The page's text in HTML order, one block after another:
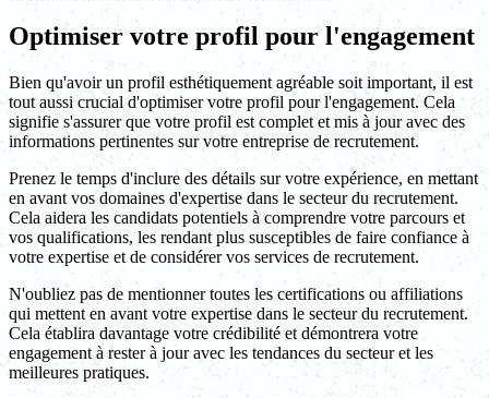
Optimiser votre profil pour l'engagement
Bien qu'avoir un profil esthétiquement agréable soit important, il est
tout aussi crucial d'optimiser votre profil pour l'engagement. Cela
signifie s'assurer que votre profil est complet et mis à jour avec des
informations pertinentes sur votre entreprise de recrutement.
Prenez le temps d'inclure des détails sur votre expérience, en mettant
en avant vos domaines d'expertise dans le secteur du recrutement.
Cela aidera les candidats potentiels à comprendre votre parcours et
vos qualifications, les rendant plus susceptibles de faire confiance à
votre expertise et de considérer vos services de recrutement.
N'oubliez pas de mentionner toutes les certifications ou affiliations
qui mettent en avant votre expertise dans le secteur du recrutement.
Cela établira davantage votre crédibilité et démontrera votre
engagement à rester à jour avec les tendances du secteur et les
meilleures pratiques.